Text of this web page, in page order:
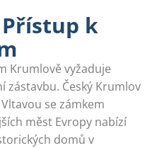
k
Krumlově vyžaduje
zástavbu. Český Krumlov
se zámkem
měst Evropy nabízí
domů v